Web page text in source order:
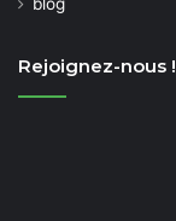
Rejoignez-nous !